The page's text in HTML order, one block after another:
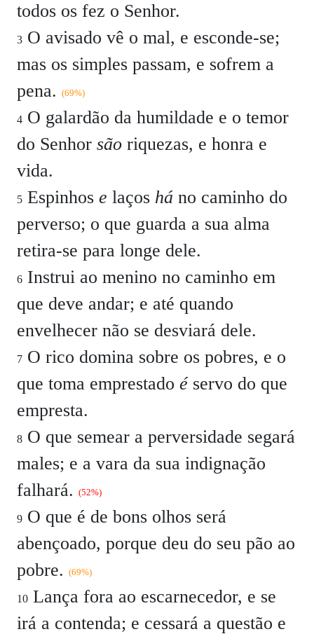
todos os fez o Senhor.
3 O avisado vê o mal, e esconde-se;
mas os simples passam, e sofrem a
pena. (69%)
4 O galardão da humildade e o temor
do Senhor são riquezas, e honra e
vida.
5 Espinhos e laços há no caminho do
perverso; o que guarda a sua alma
retira-se para longe dele.
6 Instrui ao menino no caminho em
que deve andar; e até quando
envelhecer não se desviará dele.
7 O rico domina sobre os pobres, e o
que toma emprestado éservo do que
empresta.
8 O que semear a perversidade segará
males; e a vara da sua indignação
falhará. (52%)
9 O que é de bons olhos será
abençoado, porque deu do seu pão ao
pobre. (69%)
10 Lança fora ao escarnecedor, e se
irá a contenda; e cessará a questão e